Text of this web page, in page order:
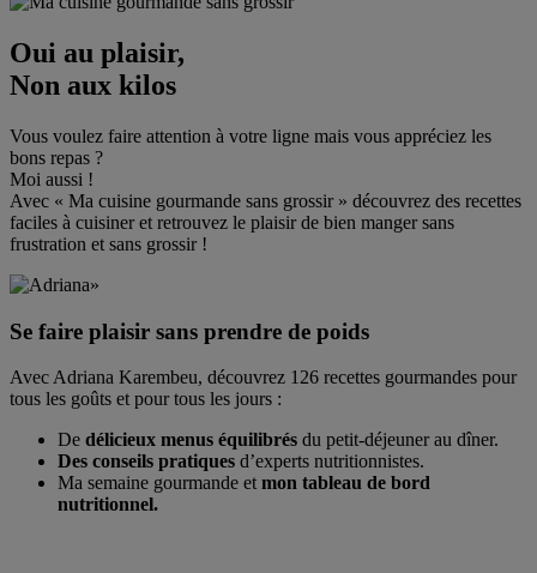
Oui au plaisir,
Non aux kilos
Vous voulez faire attention à votre ligne mais vous appréciez les
bons repas ?
Moi aussi !
Avec « Ma cuisine gourmande sans grossir » découvrez des recettes
faciles à cuisiner et retrouvez le plaisir de bien manger sans
frustration et sans grossir !
Se faire plaisir sans prendre de poids
Avec Adriana Karembeu, découvrez 126 recettes gourmandes pour
tous les goûts et pour tous les jours :
De délicieux menus équilibrés du petit-déjeuner au dîner.
Des conseils pratiques d’experts nutritionnistes.
Ma semaine gourmande et mon tableau de bord
nutritionnel.